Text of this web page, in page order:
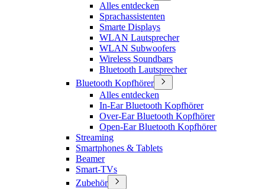
Alles entdecken
Sprachassistenten
Smarte Displays
WLAN Lautsprecher
WLAN Subwoofers
Wireless Soundbars
Bluetooth Lautsprecher
Bluetooth Kopfhörer
Alles entdecken
In-Ear Bluetooth Kopfhörer
Over-Ear Bluetooth Kopfhörer
Open-Ear Bluetooth Kopfhörer
Streaming
Smartphones & Tablets
Beamer
Smart-TVs
Zubehör